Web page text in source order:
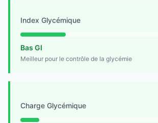
Index Glycémique
Bas GI
Meilleur pour le contrôle de la glycémie
Charge Glycémique